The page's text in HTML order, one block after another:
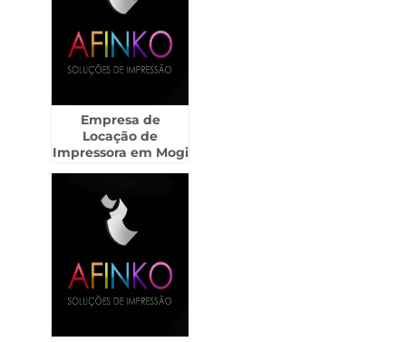
Empresa de
Locação de
Impressora em Mogi